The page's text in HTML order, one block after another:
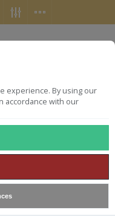
experience. By using our
accordance with our